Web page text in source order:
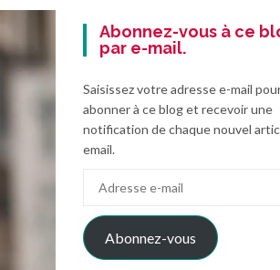
Abonnez-vous à ce
par e-mail.
Saisissez votre adresse e-mail
abonner à ce blog et recevoir une
notification de chaque nouvel
email.
mail
Abonnez-vous